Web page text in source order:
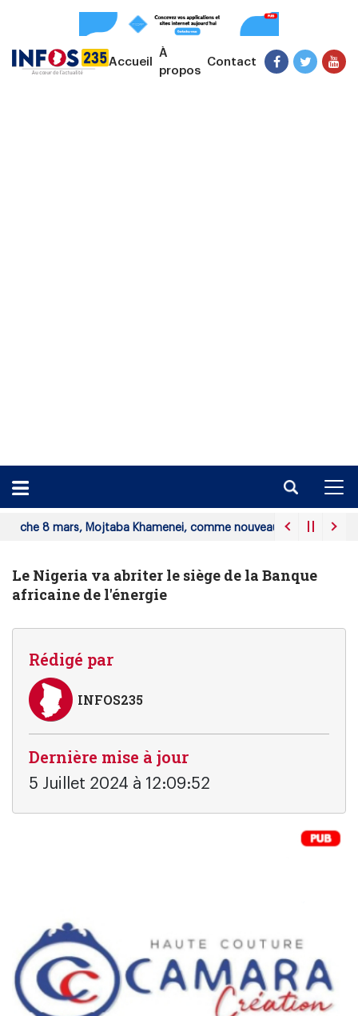
Accueil
À
propos
Contact
Mojtaba Khamenei, comme nouveau guide suprême.
Le Nigeria va abriter le siège de la Banque
africaine de l'énergie
Rédigé par
INFOS235
Dernière mise à jour
5 Juillet 2024 à 12:09:52